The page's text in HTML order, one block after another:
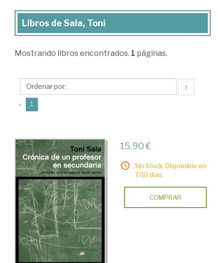
Libros
Sala,
Libros de Sala, Toni
Mostrando libros encontrados. 1 páginas.
↑
« 1
15,90 €
Sin Stock. Disponible en
7/10 días.
COMPRAR